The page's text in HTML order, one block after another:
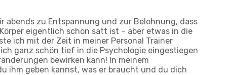
abends zu Entspannung und zur Belohnung, dass
eigentlich schon satt ist – aber etwas in die
ich mit der Zeit in meiner Personal Trainer
ganz schön tief in die Psychologie eingestiegen
bewirken kann! In meinem
ihm geben kannst, was er braucht und du dich